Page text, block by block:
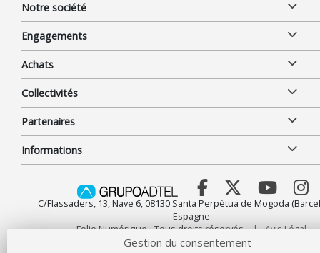
Notre société
Engagements
Achats
Collectivités
Partenaires
Informations
C/Flassaders, 13, Nave 6, 08130 Santa Perpètua de Mogoda
Espagne
Folie Numérique - Tous droits réservés
Avis Légal
Protection des données
Utilisation des cookies
Gestion du consentement